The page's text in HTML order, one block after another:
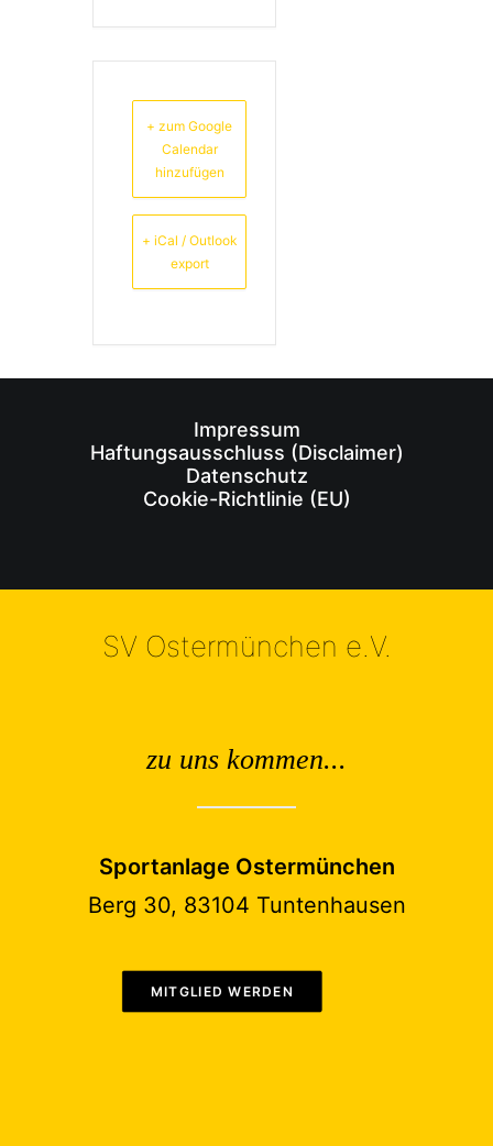
+ zum Google
Calendar
hinzufügen
+ iCal / Outlook
export
Impressum
Haftungsausschluss (Disclaimer)
Datenschutz
Cookie-Richtlinie (EU)
SV Ostermünchen e.V.
zu uns kommen...
Sportanlage Ostermünchen
Berg 30, 83104 Tuntenhausen
MITGLIED WERDEN